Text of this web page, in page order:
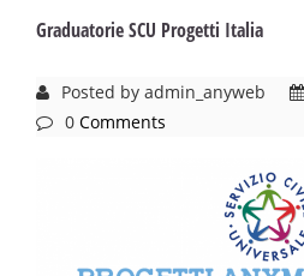
Graduatorie SCU Progetti Italia
Posted by admin_anyweb
0 Comments